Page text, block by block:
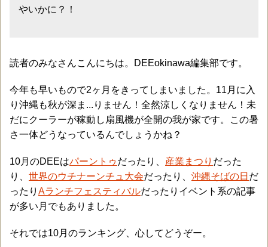
やいかに？！
読者のみなさんこんにちは。DEEokinawa編集部です。
今年も早いもので2ヶ月をきってしまいました。11月に入
り沖縄も秋が深ま...りません！全然涼しくなりません！未
だにクーラーが稼動し扇風機が全開の我が家です。この暑
さ一体どうなっているんでしょうかね？
10月のDEEはパーントゥ だったり、 産業まつり だった
り、 世界のウチナーンチュ大会だったり、 沖縄そばの日 だ
ったり Aランチフェスティバルだったりイベント系の記事
が多い月でもありました。
それでは10月のランキング、心してどうぞー。